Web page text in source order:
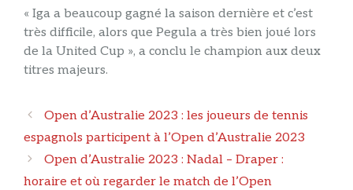
« Iga a beaucoup gagné la saison dernière et c’est
très difficile, alors que Pegula a très bien joué lors
de la United Cup », a conclu le champion aux deux
titres majeurs.
Navigation
des
Open d’Australie 2023 : les joueurs de tennis
espagnols participent à l’Open d’Australie 2023
Open d’Australie 2023 : Nadal – Draper :
horaire et où regarder le match de l’Open